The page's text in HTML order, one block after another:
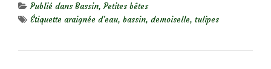
Publié dansBassin,Petites bêtes
Étiquette araignée d'eau, bassin, demoiselle, tulipes